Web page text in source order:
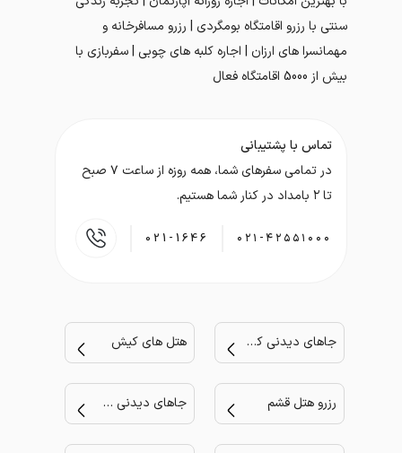
سنتی با رزرو اقامتگاه بومگردی | رزرو مسافرخانه و
مهمانسرا های ارزان | اجاره کلبه های چوبی | سفربازی با
بیش از 5000 اقامتگاه فعال
تماس با پشتیبانی
در تمامی سفر‌های شما، همه روزه از ساعت ۷ صبح
تا ۲ بامداد در کنار شما هستیم.
۰۲۱-۴۲۵۵۱۰۰۰ 021-1646
جاهای دیدنی کیش هتل های کیش
رزرو هتل قشم جاهای دیدنی مشهد